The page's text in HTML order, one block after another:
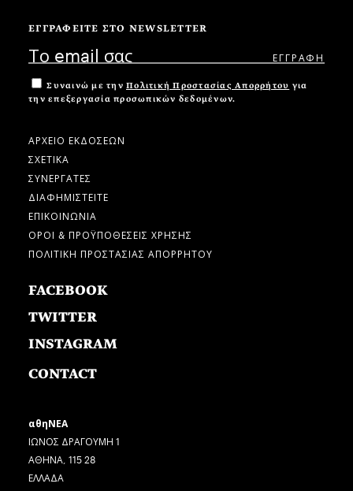
ΕΓΓΡΑΦΕΙΤΕ ΣΤΟ NEWSLETTER
Συναινώ με την Πολιτική Προστασίας Απορρήτου για
την επεξεργασία προσωπικών δεδομένων.
ΑΡΧΕΙΟ ΕΚΔΟΣΕΩΝ
ΣΧΕΤΙΚΑ
ΣΥΝΕΡΓΑΤΕΣ
ΔΙΑΦΗΜΙΣΤΕΙΤΕ
ΕΠΙΚΟΙΝΩΝΙΑ
ΟΡΟΙ & ΠΡΟΫΠΟΘΕΣΕΙΣ ΧΡΗΣΗΣ
ΠΟΛΙΤΙΚΗ ΠΡΟΣΤΑΣΙΑΣ ΑΠΟΡΡΗΤΟΥ
FACEBOOK
TWITTER
INSTAGRAM
CONTACT
αθηΝΕΑ
ΙΩΝΟΣ ΔΡΑΓΟΥΜΗ 1
ΑΘΗΝΑ, 115 28
ΕΛΛΑΔΑ